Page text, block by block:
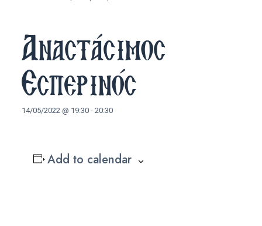
Αναστάσιμος
Εσπερινός
14/05/2022 @ 19:30- 20:30
Add to calendar